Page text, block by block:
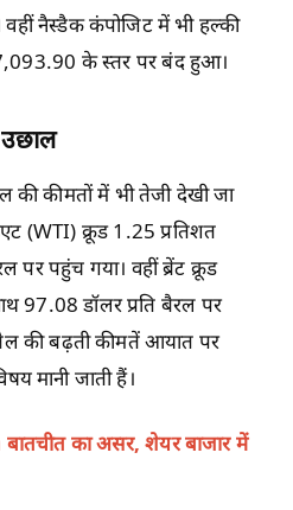
नैस्डैक कंपोजिट में भी हल्की
के स्तर पर बंद हुआ।
की कीमतों में भी तेजी देखी जा
(WTI) क्रूड 1.25 प्रतिशत
पर पहुंच गया। वहीं ब्रेंट क्रूड
97.08 डॉलर प्रति बैरल पर
की बढ़ती कीमतें आयात पर
मानी जाती हैं।
का असर, शेयर बाजार में